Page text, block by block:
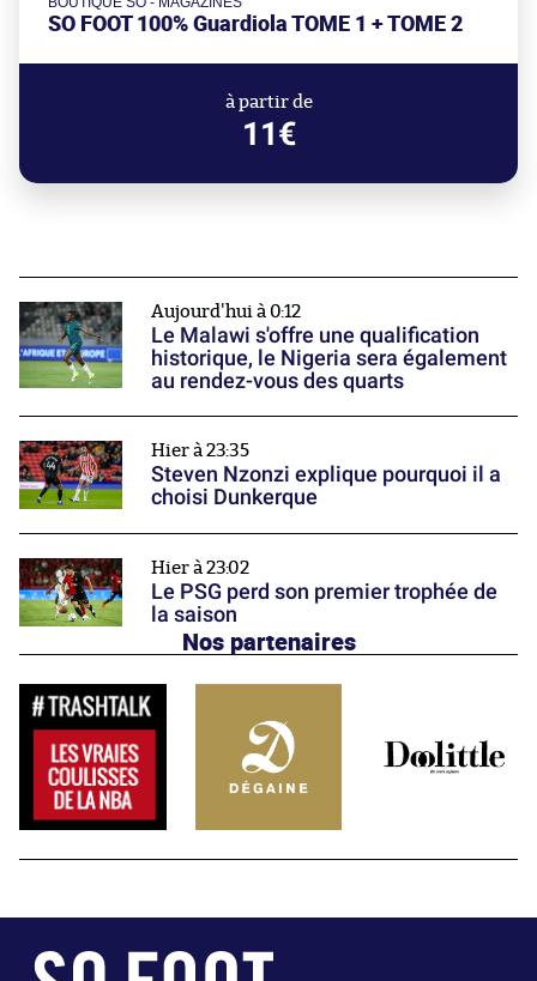
SO FOOT 100% Guardiola TOME 1 + TOME 2
à partir de
11€
Aujourd'hui à 0:12
Le Malawi s'offre une qualification
historique, le Nigeria sera également
au rendez-vous des quarts
Hier à 23:35
Steven Nzonzi explique pourquoi il a
choisi Dunkerque
Hier à 23:02
Le PSG perd son premier trophée de
la saison
Nos partenaires